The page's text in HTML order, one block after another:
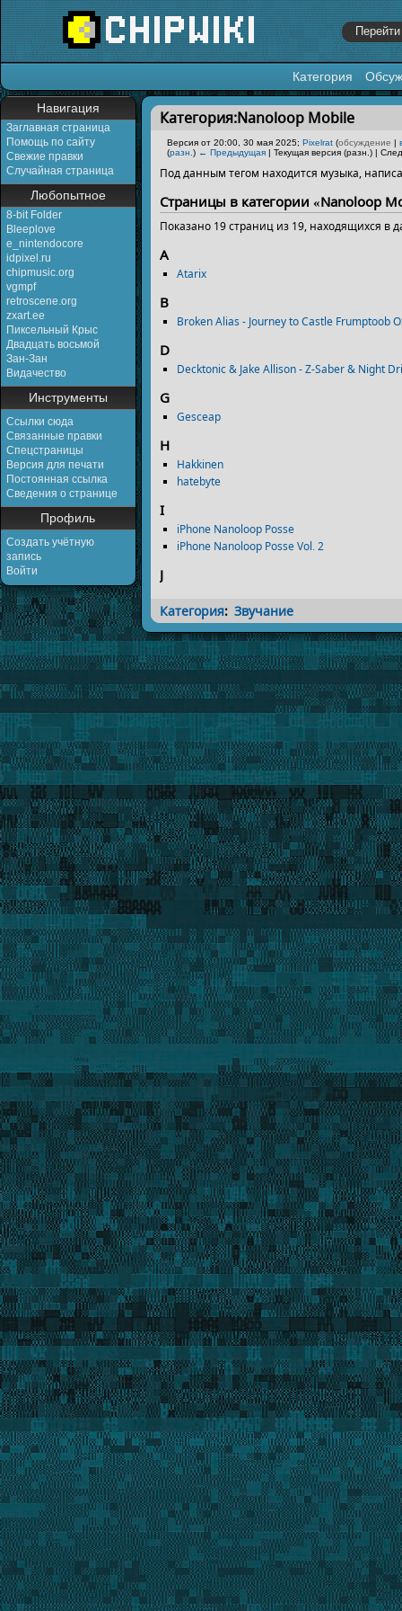
Категория
Навигация
Заглавная страница
Помощь по сайту
Свежие правки
Случайная страница
Любопытное
8-bit Folder
Bleeplove
e_nintendocore
idpixel.ru
chipmusic.org
vgmpf
retroscene.org
zxart.ee
Пиксельный Крыс
Двадцать восьмой
Зан-Зан
Видачество
Инструменты
Ссылки сюда
Связанные правки
Спецстраницы
Версия для печати
Постоянная ссылка
Сведения о странице
Профиль
Создать учётную
запись
Войти
Перейти к:навигация,поиск
Категория:Nanoloop Mobile
Версия от 20:00, 30 мая 2025; Pixelrat (обсуждение |
(разн. ) ← Предыдущая | Текущая версия (разн.) |
Под данным тегом находится музыка,
Страницы в категории «Nanoloop
Показано 19 страниц из 19, находящихся в
A
Atarix
B
Broken Alias - Journey to Castle Frumptoob
D
Decktonic & Jake Allison - Z-Saber & Night
G
Gesceap
H
Hakkinen
hatebyte
I
iPhone Nanoloop Posse
iPhone Nanoloop Posse Vol. 2
J
Категория: Звучание